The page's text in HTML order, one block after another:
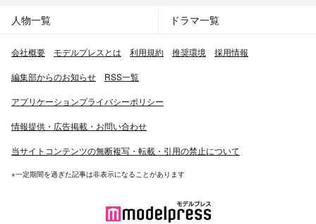
人物一覧 ドラマ一覧
会社概要 モデルプレスとは 利用規約 推奨環境 採用情報
編集部からのお知らせ RSS一覧
アプリケーションプライバシーポリシー
情報提供・広告掲載・お問い合わせ
当サイトコンテンツの無断複写・転載・引用の禁止について
※一定期間を過ぎた記事は非表示になることがあります